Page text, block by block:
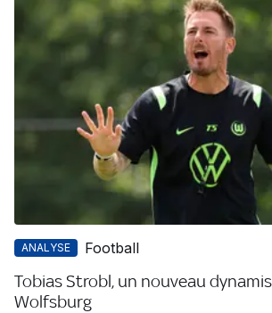
ANALYSE Football
Tobias Strobl, un nouveau
Wolfsburg